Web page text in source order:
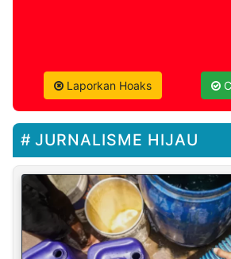
Laporkan Hoaks
JURNALISME HIJAU